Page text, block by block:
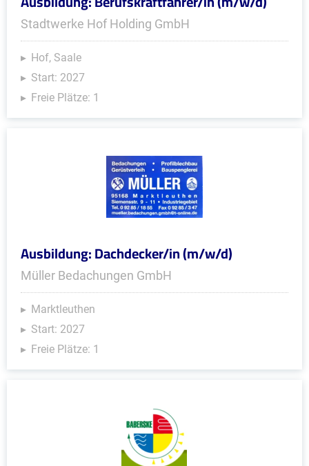
Stadtwerke Hof Holding GmbH
Hof, Saale
Start: 2027
Freie Plätze: 1
Ausbildung: Dachdecker/in (m/w/d)
Müller Bedachungen GmbH
Marktleuthen
Start: 2027
Freie Plätze: 1